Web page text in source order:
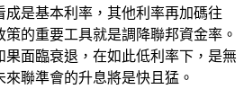
成是基本利率，其他利率再加碼往
策的重要工具就是調降聯邦資金率。
面臨衰退，在如此低利率下，是無
聯準會的升息將是快且猛。